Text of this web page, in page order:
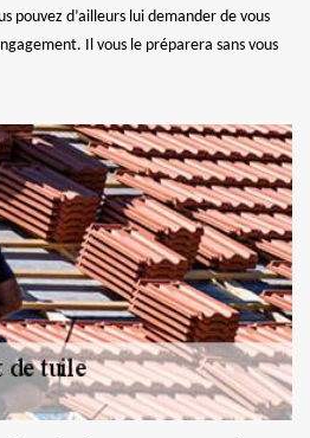
pouvez d’ailleurs lui demander de vous
Il vous le préparera sans vous